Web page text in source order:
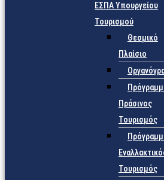
ΕΣΠΑ Υπουργείου
Τουρισμού
Θεσμικό
Πλαίσιο
Πράσινος
Τουρισμός
Τουρισμός